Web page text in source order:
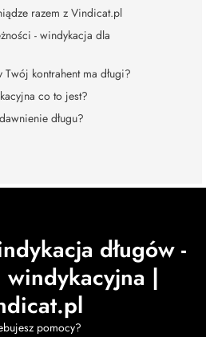
razem z Vindicat.pl
- windykacja dla
Twój kontrahent ma długi?
co to jest?
długu?
długów -
|
pomocy?